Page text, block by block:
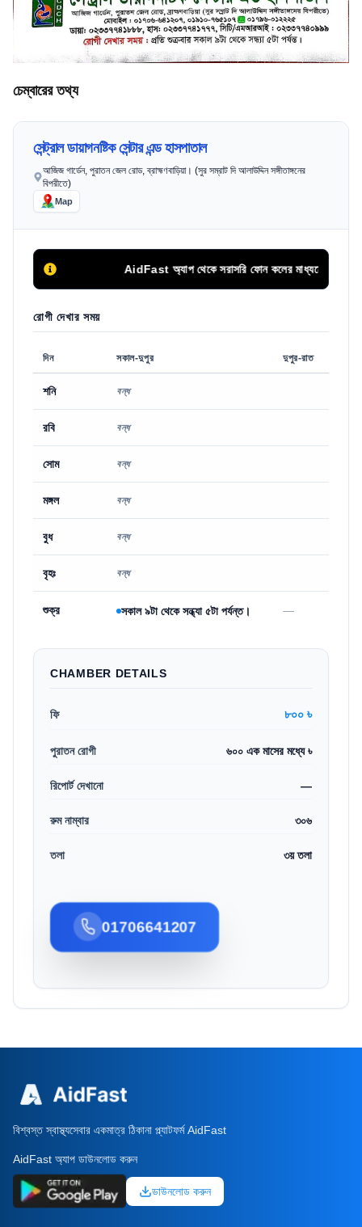
চেম্বারের তথ্য
সেন্ট্রাল ডায়াগনষ্টিক সেন্টার এন্ড হাসপাতাল
আজিজ গার্ডেন, পুরাতন জেল রোড, ব্রাহ্মণবাড়িয়া। (সুর সম্রাট দি আলাউদ্দিন সঙ্গীতাঙ্গনের
বিপরীতে)
Map
AidFast অ্যাপ থেকে সরাসরি ফোন কলের মাধ্যমে সিরিয়াল
রোগী দেখার সময়
দিন সকাল-দুপুর দুপুর-রাত
শনি বন্ধ
রবি বন্ধ
সোম বন্ধ
মঙ্গল বন্ধ
বুধ বন্ধ
বৃহঃ বন্ধ
শুক্র সকাল ৯টা থেকে সন্ধ্যা ৫টা পর্যন্ত। —
CHAMBER DETAILS
ফি ৮০০ ৳
পুরাতন রোগী ৬০০ এক মাসের মধ্যে ৳
রিপোর্ট দেখানো —
রুম নাম্বার ৩০৬
তলা ৩য় তলা
01706641207
বিশ্বস্ত স্বাস্থ্যসেবার একমাত্র ঠিকানা প্ল্যাটফর্ম AidFast
AidFast অ্যাপ ডাউনলোড করুন
ডাউনলোড করুন